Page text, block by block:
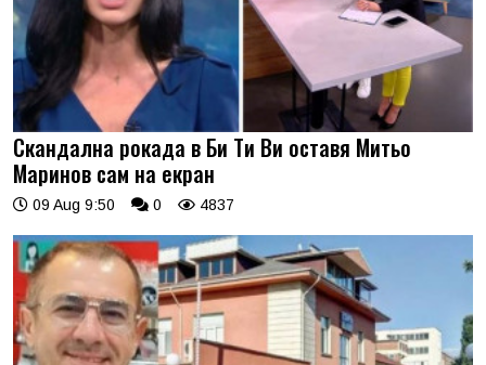
Скандална рокада в Би Ти Ви оставя Митьо
Маринов сам на екран
09 Aug 9:50 0 4837